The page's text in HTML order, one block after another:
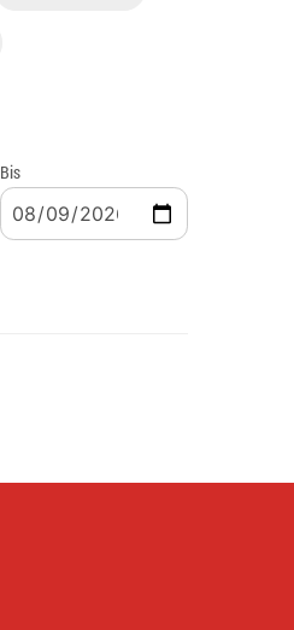
Bis